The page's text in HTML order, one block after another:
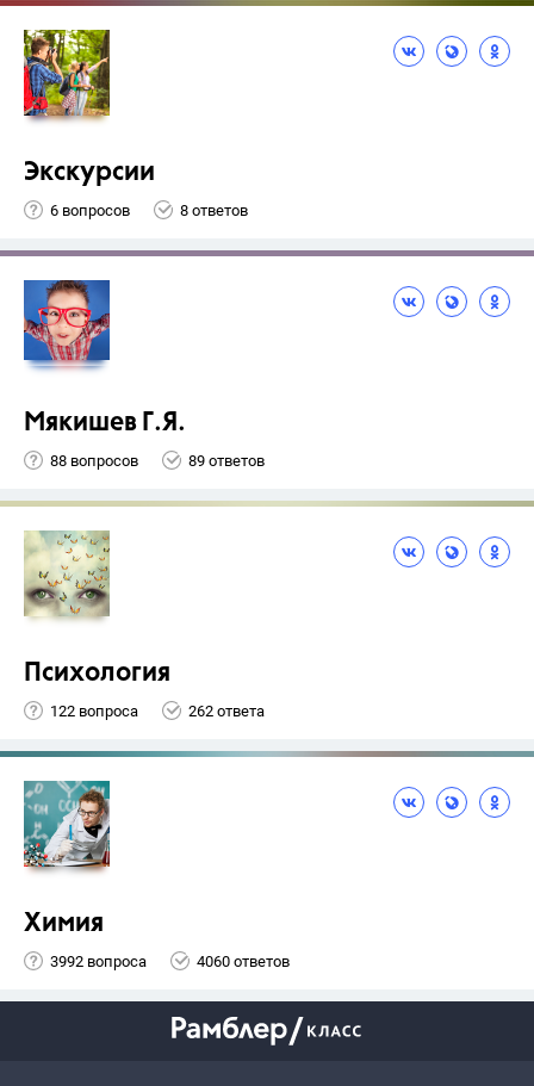
Экскурсии
6 вопросов 8 ответов
Мякишев Г.Я.
88 вопросов 89 ответов
Психология
122 вопроса 262 ответа
Химия
3992 вопроса 4060 ответов